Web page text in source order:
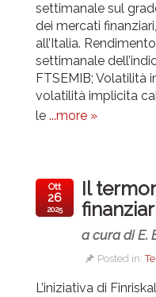
settimanale sul
dei mercati
all’Italia.
settimanale
FTSEMIB; Volatilità
volatilità implicita
le ...more »
Il
a cura di E.
Posted in:
Ott
26
2025
L’iniziativa di